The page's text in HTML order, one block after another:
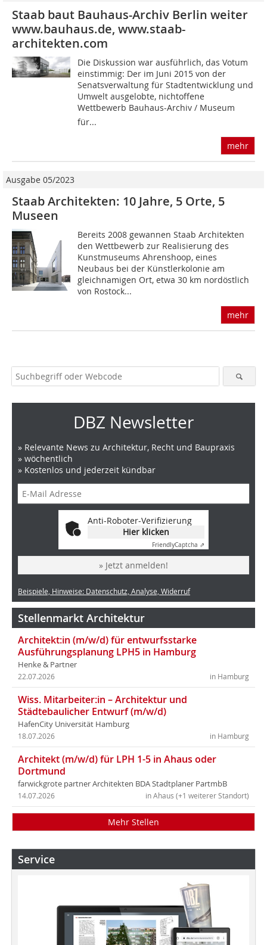
Staab baut Bauhaus-Archiv Berlin weiter
www.bauhaus.de, www.staab-
architekten.com
Die Diskussion war ausführlich, das Votum
einstimmig: Der im Juni 2015 von der
Senatsverwaltung für Stadtentwicklung und
Umwelt ausgelobte, nichtoffene
Wettbewerb Bauhaus-Archiv / Museum
für...
mehr
Ausgabe 05/2023
Staab Architekten: 10 Jahre, 5 Orte, 5
Museen
Bereits 2008 gewannen Staab Architekten
den Wettbewerb zur Realisierung des
Kunstmuseums Ahrenshoop, eines
Neubaus bei der Künstler­kolonie am
gleichnamigen Ort, etwa 30 km nordöstlich
von Rostock...
mehr
DBZ Newsletter
» Relevante News zu Architektur, Recht und Baupraxis
» wöchentlich
» Kostenlos und jederzeit kündbar
Anti-Roboter-Verifizierung
Hier klicken
FriendlyCaptcha ⇗
» Jetzt anmelden!
Beispiele, Hinweise: Datenschutz, Analyse, Widerruf
Stellenmarkt Architektur
Architekt:in (m/w/d) für entwurfsstarke
Ausführungsplanung LPH5 in Hamburg
Henke & Partner
in Hamburg
22.07.2026
Wiss. Mitarbeiter:in – Architektur und
Städtebaulicher Entwurf (m/w/d)
HafenCity Universität Hamburg
in Hamburg
18.07.2026
Architekt (m/w/d) für LPH 1-5 in Ahaus oder
Dortmund
farwickgrote partner Architekten BDA Stadtplaner PartmbB
in Ahaus (+1 weiterer Standort)
14.07.2026
Mehr Stellen
Service